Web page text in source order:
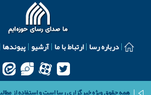
درباره رسا ارتباط با ما آرشیو پیوندها